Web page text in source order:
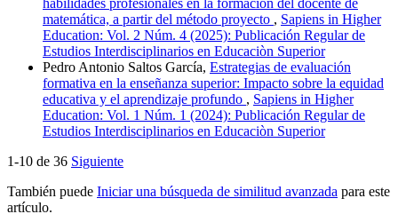
habilidades profesionales en la formación del docente de
matemática, a partir del método proyecto , Sapiens in Higher
Education: Vol. 2 Núm. 4 (2025): Publicación Regular de
Estudios Interdisciplinarios en Educaciòn Superior
Pedro Antonio Saltos García, Estrategias de evaluación
formativa en la enseñanza superior: Impacto sobre la equidad
educativa y el aprendizaje profundo , Sapiens in Higher
Education: Vol. 1 Núm. 1 (2024): Publicación Regular de
Estudios Interdisciplinarios en Educaciòn Superior
1-10 de 36 Siguiente
También puede Iniciar una búsqueda de similitud avanzada para este
artículo.